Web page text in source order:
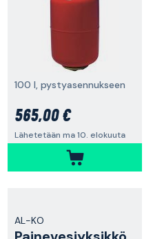
100 l, pystyasennukseen
565,00 €
Lähetetään ma 10. elokuuta
AL-KO